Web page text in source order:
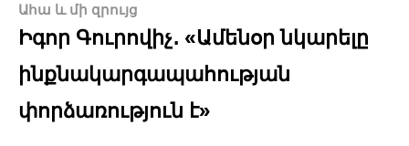
Ահա և մի զրույց
Իգոր Գուրովիչ․ «Ամենօր նկարելը
ինքնակարգապահության
փորձառություն է»